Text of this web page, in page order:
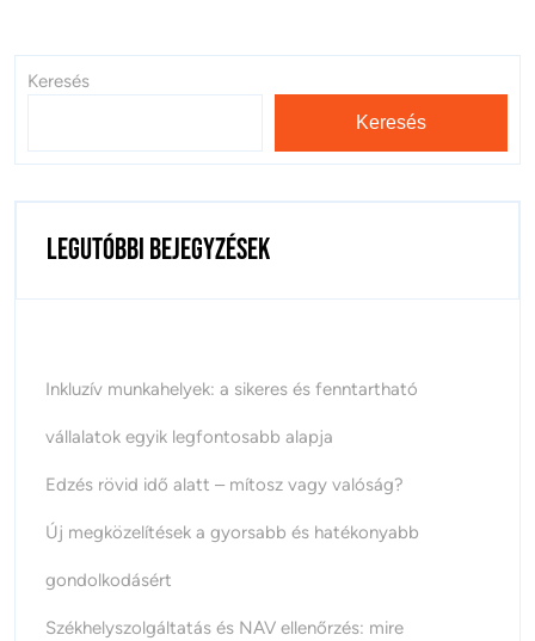
Keresés
Keresés
Legutóbbi bejegyzések
Inkluzív munkahelyek: a sikeres és fenntartható
vállalatok egyik legfontosabb alapja
Edzés rövid idő alatt – mítosz vagy valóság?
Új megközelítések a gyorsabb és hatékonyabb
gondolkodásért
Székhelyszolgáltatás és NAV ellenőrzés: mire